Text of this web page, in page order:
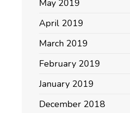
May 2019
April 2019
March 2019
February 2019
January 2019
December 2018